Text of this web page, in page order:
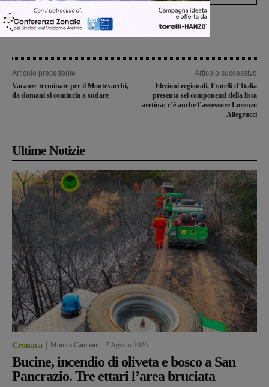
Articolo precedente
Vacanze terminate per il Montevarchi,
da domani si comincia a sudare
Articolo successivo
Elezioni regionali, Fratelli d’Italia
presenta sei componenti della lista
aretina: c’è anche l’assessore Lorenzo
Allegrucci
Ultime Notizie
Cronaca Monica Campani 7 Agosto 2026
Bucine, incendio di oliveta e bosco a San
Pancrazio. Tre ettari l’area bruciata